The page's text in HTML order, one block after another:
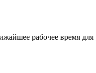
рабочее время